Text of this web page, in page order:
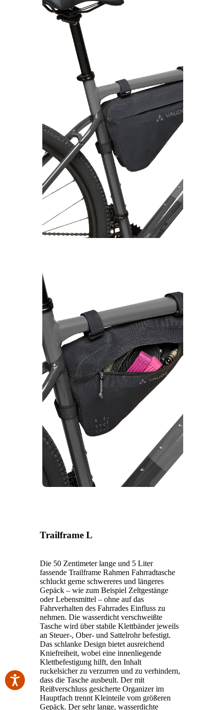
Trailframe L
Die 50 Zentimeter lange und 5 Liter
fassende Trailframe Rahmen Fahrradtasche
schluckt gerne schwereres und längeres
Gepäck – wie zum Beispiel Zeltgestänge
oder Lebensmittel – ohne auf das
Fahrverhalten des Fahrrades Einfluss zu
nehmen. Die wasserdicht verschweißte
Tasche wird über stabile Klettbänder jeweils
an Steuer-, Ober- und Sattelrohr befestigt.
Das schlanke Design bietet ausreichend
Kniefreiheit, wobei eine innenliegende
Klettbefestigung hilft, den Inhalt
ruckelsicher zu verzurren und zu verhindern,
dass die Tasche ausbeult. Der mit
Reißverschluss gesicherte Organizer im
Hauptfach trennt Kleinteile vom größeren
Gepäck. Der sehr lange, wasserdichte